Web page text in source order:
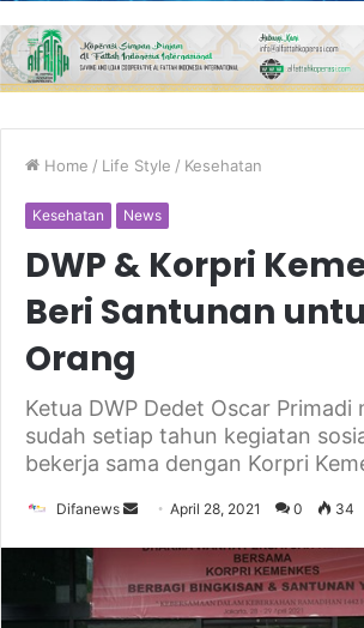
Home / Life Style / Kesehatan
Kesehatan News
DWP & Korpri
Beri Santunan
Orang
Ketua DWP Dedet Oscar Primadi
sudah setiap tahun kegiatan
bekerja sama dengan Korpri
Difanews
SendApril 28, 2021 0 34